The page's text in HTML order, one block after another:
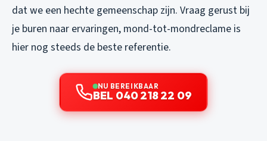
dat we een hechte gemeenschap zijn. Vraag gerust bij
je buren naar ervaringen, mond-tot-mondreclame is
hier nog steeds de beste referentie.
NU BEREIKBAAR
BEL 040 218 22 09